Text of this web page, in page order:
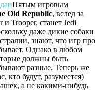
Пятым игровым
Old Republic, вслед за
Trooper, станет Jedi
даже дикие собаки
знают, что игр про
Однако в любом
должны быть
разные. Теперь же
кто будут, разумеется)
а не какими-нибудь